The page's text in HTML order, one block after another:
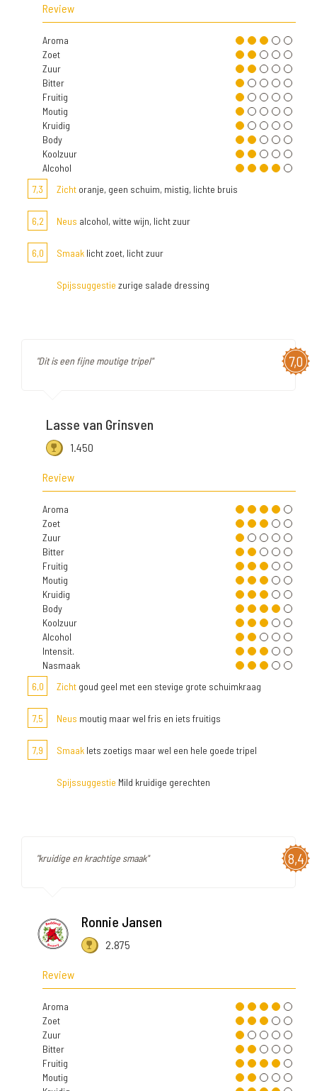
Review
Aroma
Zoet
Zuur
Bitter
Fruitig
Moutig
Kruidig
Body
Koolzuur
Alcohol
7,3
Zicht oranje, geen schuim, mistig, lichte bruis
6,2 Neus alcohol, witte wijn, licht zuur
6,0 Smaak licht zoet, licht zuur
Spijssuggestie zurige salade dressing
7,0
"Dit is een fijne moutige tripel"
Lasse van Grinsven
1.450
Review
Aroma
Zoet
Zuur
Bitter
Fruitig
Moutig
Kruidig
Body
Koolzuur
Alcohol
Intensit.
Nasmaak
6,0
Zicht goud geel met een stevige grote schuimkraag
7,5 Neus moutig maar wel fris en iets fruitigs
7,9 Smaak Iets zoetigs maar wel een hele goede tripel
Spijssuggestie Mild kruidige gerechten
8,4
"kruidige en krachtige smaak"
Ronnie Jansen
2.875
Review
Aroma
Zoet
Zuur
Bitter
Fruitig
Moutig